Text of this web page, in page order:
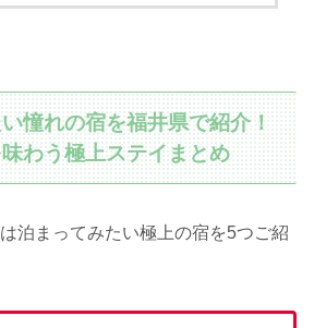
憧れの宿を福井県で紹介！
わう極上ステイまとめ
泊まってみたい極上の宿を5つご紹